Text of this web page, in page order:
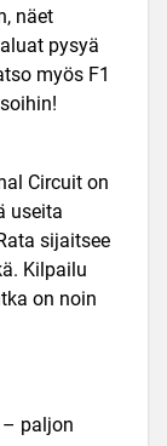
näet
pysyä
myös F1
Circuit on
useita
sijaitsee
Kilpailu
on noin
paljon